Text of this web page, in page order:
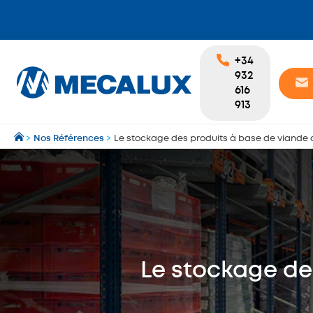
+34
932
616
913
> Nos Références > Le stockage des produits à base de viande
Le stockage